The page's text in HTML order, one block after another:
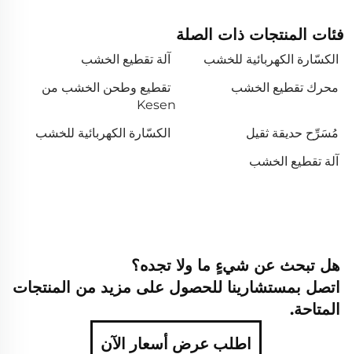
فئات المنتجات ذات الصلة
الكسّارة الكهربائية للخشب
آلة تقطيع الخشب
محرك تقطيع الخشب
تقطيع وطحن الخشب من
Kesen
مُسَرِّح حديقة ثقيل
الكسّارة الكهربائية للخشب
آلة تقطيع الخشب
هل تبحث عن شيءٍ ما ولا تجده؟
اتصل بمستشارينا للحصول على مزيد من المنتجات
المتاحة.
اطلب عرض أسعار الآن